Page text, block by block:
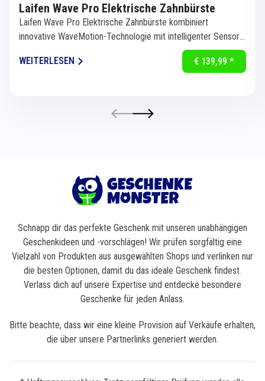
Laifen Wave Pro Elektrische Zahnbürste
Laifen Wave Pro Elektrische Zahnbürste kombiniert
innovative WaveMotion-Technologie mit intelligenter Sensorik
WEITERLESEN
€ 139,99 *
Schnapp dir das perfekte Geschenk mit unseren unabhängigen
Geschenkideen und -vorschlägen! Wir prüfen sorgfältig eine
Vielzahl von Produkten aus ausgewählten Shops und verlinken nur
die besten Optionen, damit du das ideale Geschenk findest.
Verlass dich auf unsere Expertise und entdecke besondere
Geschenke für jeden Anlass.
Bitte beachte, dass wir eine kleine Provision auf Verkäufe erhalten,
die über unsere Partnerlinks generiert werden.